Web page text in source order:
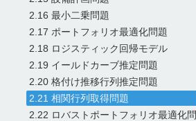
2.16 最小二乗問題
2.17 ポートフォリオ最適化問題
2.18 ロジスティック回帰モデル
2.19 イールドカーブ推定問題
2.20 格付け推移行列推定問題
2.21 相関行列取得問題
2.22 ロバストポートフォリオ最適化問